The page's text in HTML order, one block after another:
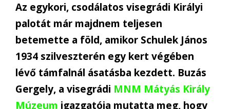
Az egykori, csodálatos visegrádi Királyi
palotát már majdnem teljesen
betemette a föld, amikor Schulek János
1934 szilveszterén egy kert végében
lévő támfalnál ásatásba kezdett. Buzás
Gergely, a visegrádi MNM Mátyás Király
Múzeum igazgatója mutatta meg, hogy